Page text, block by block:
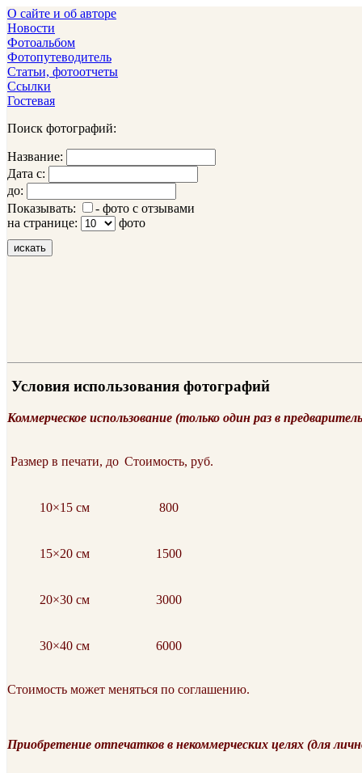
О сайте и об авторе
Новости
Фотоальбом
Фотопутеводитель
Статьи, фотоотчеты
Ссылки
Гостевая
Поиск фотографий:
Название:
Дата с:
до:
Показывать:
- фото с отзывами
на странице:
фото
искать
Условия использования фотографий
Коммерческое использование (только один раз в
Размер в печати, до Стоимость, руб.
10×15 см 800
15×20 см 1500
20×30 см 3000
30×40 см 6000
Стоимость может меняться по соглашению.
Приобретение отпечатков в некоммерческих целях (для